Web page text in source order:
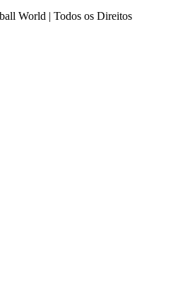
World | Todos os Direitos